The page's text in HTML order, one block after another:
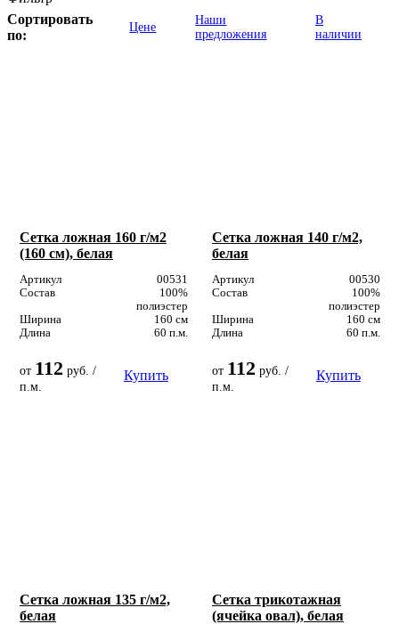
Сортировать
по:
Цене
Наши
предложения
В
наличии
Сетка ложная 160 г/м2
(160 см), белая
Артикул
00531
Состав
100%
полиэстер
Ширина
160 см
Длина
60 п.м.
от 112 руб. /
п.м.
Купить
Сетка ложная 140 г/м2,
белая
Артикул
00530
Состав
100%
полиэстер
Ширина
160 см
Длина
60 п.м.
от 112 руб. /
п.м.
Купить
Сетка ложная 135 г/м2,
белая
Сетка трикотажная
(ячейка овал), белая